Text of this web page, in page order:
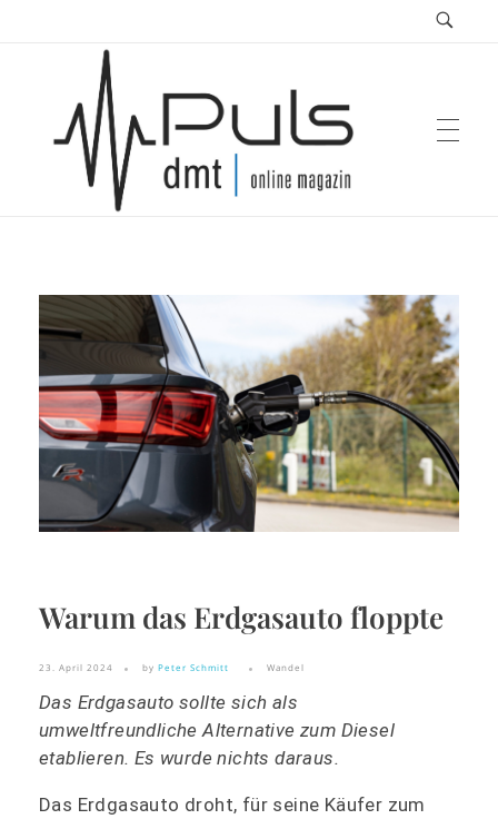
Puls Magazin
Warum das Erdgasauto floppte
23. April 2024 by Peter Schmitt Wandel
Das Erdgasauto sollte sich als
umweltfreundliche Alternative zum Diesel
etablieren. Es wurde nichts daraus.
Das Erdgasauto droht, für seine Käufer zum